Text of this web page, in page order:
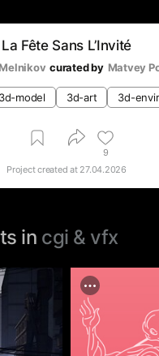
La Fête Sans L’Invité
curated by Matvey
3d-model 3d-art 3d-
9
Project created at 27.04.2026
in cgi & vfx